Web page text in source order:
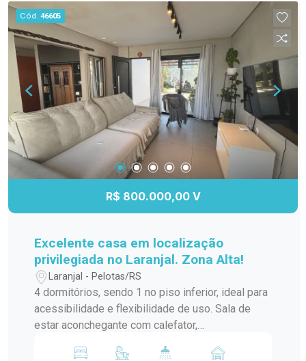
Cód. 46605
R$ 800.000,00 V
Excelente casa em localização
privilegiada no Laranjal. Zona Alta!
Laranjal - Pelotas/RS
4 dormitórios, sendo 1 no piso inferior, ideal para
acessibilidade e flexibilidade de uso. Sala de
estar aconchegante com calefator,
frios. Sala de jantar integrada à cozinha em